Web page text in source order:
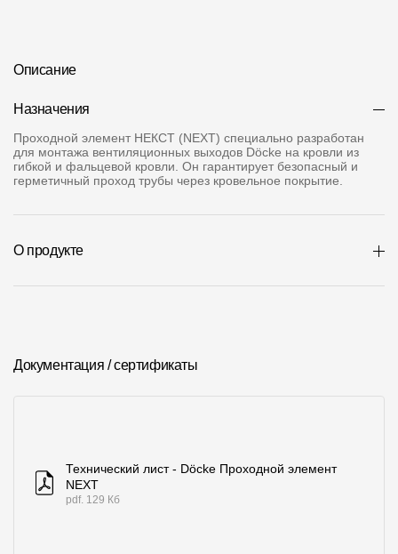
Качество фасадов
Награды
Предложения по сотрудничеству
Вакансии
Отзывы
Самарская область
Описание
Назначения
Проходной элемент НЕКСТ (NEXT) специально разработан
для монтажа вентиляционных выходов Döcke на кровли из
гибкой и фальцевой кровли. Он гарантирует безопасный и
герметичный проход трубы через кровельное покрытие.
О продукте
Документация / сертификаты
Технический лист - Döcke Проходной элемент
NEXT
pdf. 129 Кб